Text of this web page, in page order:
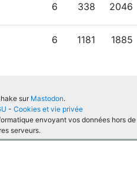
6 338 2046
6 1181 1885
sur Mastodon.
- Cookies et vie privée
envoyant vos données hors de
serveurs.